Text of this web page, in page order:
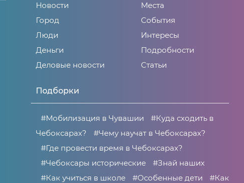
Новости
Город
Люди
Деньги
Деловые новости
Места
События
Интересы
Подробности
Статьи
Подборки
#Мобилизация в Чувашии
#Куда сходить в
Чебоксарах?
#Чему научат в Чебоксарах?
#Где провести время в Чебоксарах?
#Чебоксары исторические
#Знай наших
#Как учиться в школе
#Особенные дети
#Как